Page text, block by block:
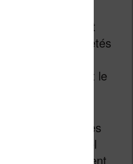
chose
de classement
les livres achetés
depuis la
particulièrement le
envoyer des
avec le logiciel
le classement